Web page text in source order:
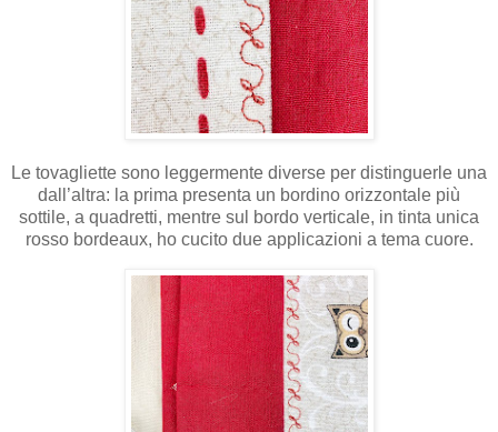
Le tovagliette sono leggermente diverse per distinguerle una
dall’altra: la prima presenta un bordino orizzontale più
sottile, a quadretti, mentre sul bordo verticale, in tinta unica
rosso bordeaux, ho cucito due applicazioni a tema cuore.